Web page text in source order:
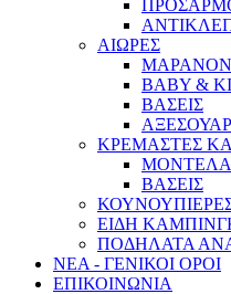
ΑΙΩΡΕΣ
ΜΑΡΑΝΟΝ
BABY &
ΒΑΣΕΙΣ
ΑΞΕΣΟΥΑΡ
ΚΡΕΜΑΣΤΕΣ
ΜΟΝΤΕΛΑ
ΒΑΣΕΙΣ
ΕΙΔΗ
ΠΟΔΗΛΑΤΑ
ΝΕΑ - ΓΕΝΙΚΟΙ ΟΡΟΙ
ΕΠΙΚΟΙΝΩΝΙΑ